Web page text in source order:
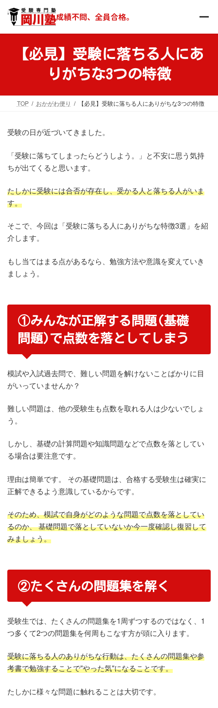
ン
ー
成績不問、全員合格。
【必見】受験に落ちる人にあ
りがちな3つの特徴
TOP おかがわ便り 【必見】受験に落ちる人にありがちな3つの特徴
受験の日が近づいてきました。
「受験に落ちてしまったらどうしよう。」と不安に思う気持
ちが出てくると思います。
たしかに受験には合否が存在し、受かる人と落ちる人がいま
す。
そこで、今回は「受験に落ちる人にありがちな特徴3選」を紹
介します。
もし当てはまる点があるなら、勉強方法や意識を変えていき
ましょう。
①みんなが正解する問題(基礎
問題)で点数を落としてしまう
模試や入試過去問で、難しい問題を解けないことばかりに目
がいっていませんか？
難しい問題は、他の受験生も点数を取れる人は少ないでしょ
う。
しかし、基礎の計算問題や知識問題などで点数を落としてい
る場合は要注意です。
理由は簡単です。 その基礎問題は、合格する受験生は確実に
正解できるよう意識しているからです。
そのため、模試で自身がどのような問題で点数を落としてい
るのか、 基礎問題で落としていないか今一度確認し復習して
みましょう。
②たくさんの問題集を解く
受験生では、たくさんの問題集を1周ずつするのではなく、1
つ多くて2つの問題集を何周もこなす方が頭に入ります。
受験に落ちる人のありがちな行動は、たくさんの問題集や参
考書で勉強することで"やった気"になることです。
たしかに様々な問題に触れることは大切です。